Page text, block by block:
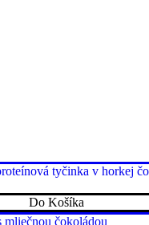
tyčinka v horkej
Do Košíka